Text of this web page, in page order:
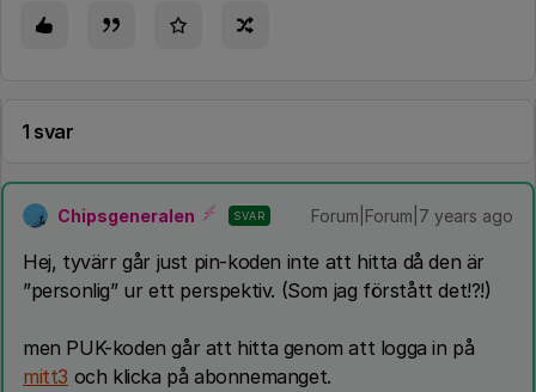
1 svar
Chipsgeneralen SVAR Forum|Forum|7 years ago
Hej, tyvärr går just pin-koden inte att hitta då den är
”personlig” ur ett perspektiv. (Som jag förstått det!?!)
men PUK-koden går att hitta genom att logga in på
mitt3 och klicka på abonnemanget.